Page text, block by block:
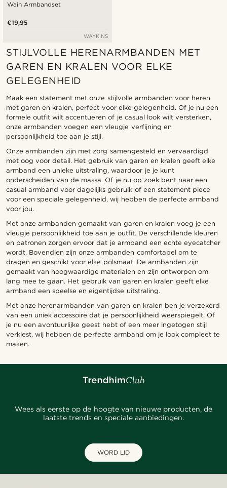
Wain Armbandset
€19,95
WAYKINS
STIJLVOLLE HERENARMBANDEN MET
GAREN EN KRALEN VOOR ELKE
GELEGENHEID
Maak een statement met onze stijlvolle armbanden voor heren
met garen en kralen, perfect voor elke gelegenheid. Of je nu een
formele outfit wilt accentueren of je casual look wilt versterken,
onze armbanden voegen een vleugje verfijning en
persoonlijkheid toe aan je stijl.
Onze armbanden zijn met zorg samengesteld en vervaardigd
met oog voor detail. Het gebruik van garen en kralen geeft elke
armband een unieke uitstraling, waardoor je je kunt
onderscheiden van de massa. Of je nu op zoek bent naar een
casual armband voor dagelijks gebruik of een statement piece
voor een speciale gelegenheid, wij hebben de perfecte armband
voor jou.
Met onze armbanden gemaakt van garen en kralen voeg je een
vleugje persoonlijkheid toe aan je outfit. De verschillende kleuren
en patronen zorgen ervoor dat je armband een echte eyecatcher
wordt. Bovendien zijn onze armbanden comfortabel om te
dragen en geschikt voor elke polsmaat. De armbanden zijn
gemaakt van hoogwaardige materialen en zijn ontworpen om
lang mee te gaan. Het gebruik van garen en kralen geeft elke
armband een speelse en eigentijdse uitstraling.
Met onze herenarmbanden van garen en kralen ben je verzekerd
van een uniek accessoire dat je persoonlijkheid weerspiegelt. Of
je nu een avontuurlijke geest hebt of een meer ingetogen stijl
verkiest, wij hebben de perfecte armband om je look compleet te
maken.
Wees als eerste op de hoogte van nieuwe producten, de
laatste trends en speciale aanbiedingen.
WORD LID